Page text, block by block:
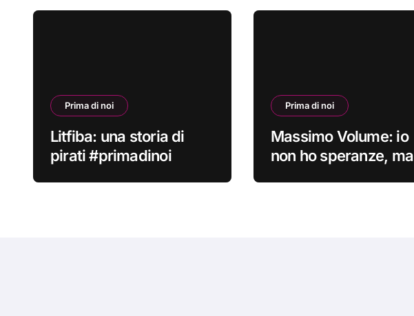
Prima di noi
Litfiba: una storia di
pirati #primadinoi
Prima di noi
Massimo Volume: io
non ho speranze, ma